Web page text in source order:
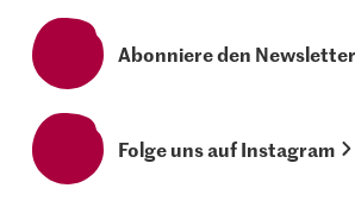
Abonniere den Newsletter
Folge uns auf Instagram